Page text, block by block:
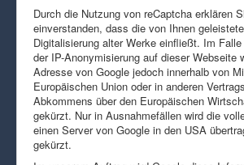
Durch die Nutzung von reCaptcha erklären
einverstanden, dass die von Ihnen
Digitalisierung alter Werke einfließt. Im
der IP-Anonymisierung auf dieser Webseite
Adresse von Google jedoch innerhalb von
Europäischen Union oder in anderen
Abkommens über den Europäischen
gekürzt. Nur in Ausnahmefällen wird die
einen Server von Google in den USA
gekürzt.